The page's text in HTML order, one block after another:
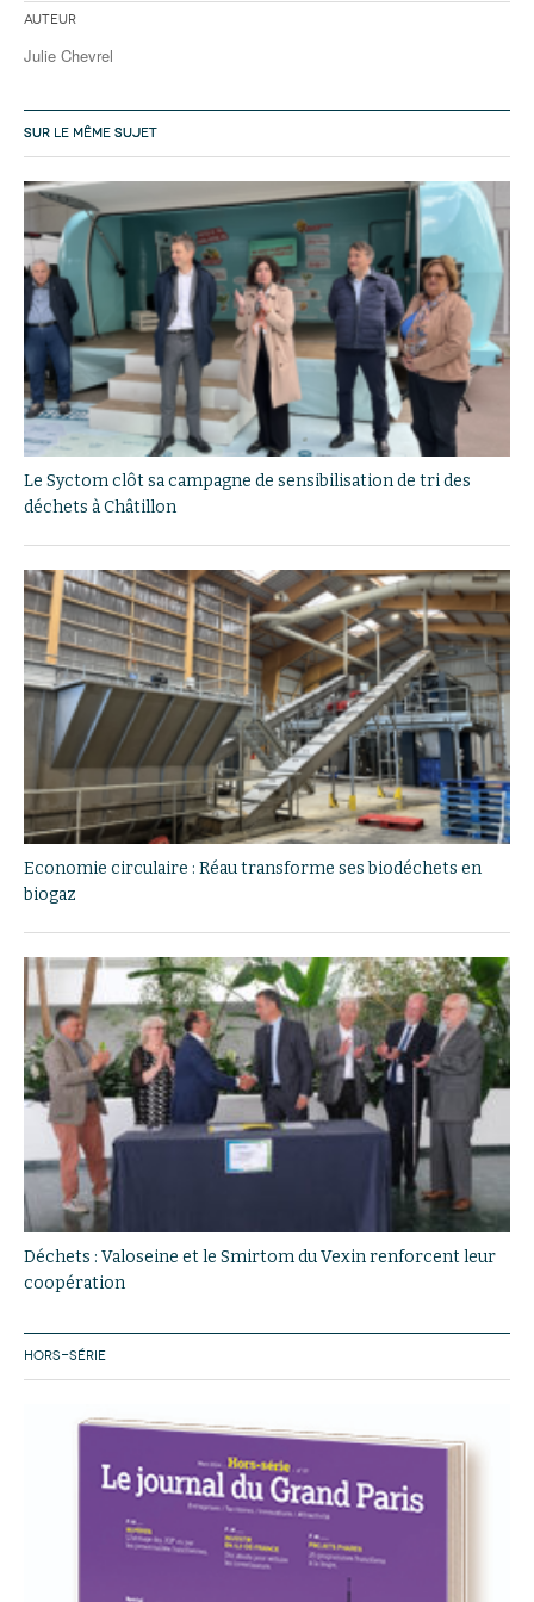
Auteur
Julie Chevrel
SUR LE MÊME SUJET
Le Syctom clôt sa campagne de sensibilisation de tri des
déchets à Châtillon
Economie circulaire : Réau transforme ses biodéchets en
biogaz
Déchets : Valoseine et le Smirtom du Vexin renforcent leur
coopération
HORS-SÉRIE